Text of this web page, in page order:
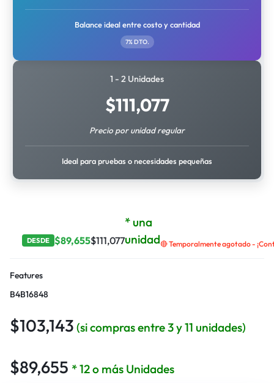
Balance ideal entre costo y cantidad
7% DTO.
1 - 2 Unidades
$111,077
Precio por unidad regular
Ideal para pruebas o necesidades pequeñas
DESDE $89,655$111,077
* una
unidad🔴 Temporalmente agotado -
Features
B4B16848
$103,143 (si compras entre 3 y 11 unidades)
$89,655 * 12 o más Unidades